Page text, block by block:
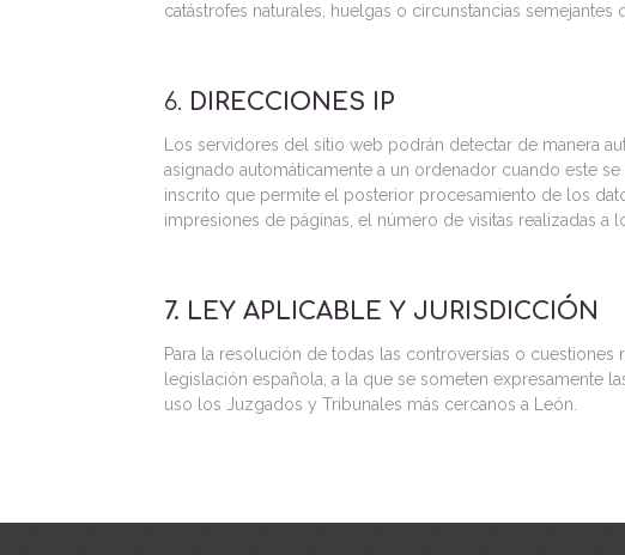
catástrofes naturales, huelgas o circunstancias
6. DIRECCIONES IP
Los servidores del sitio web podrán detectar de manera
asignado automáticamente a un ordenador cuando este
inscrito que permite el posterior procesamiento de los
impresiones de páginas, el número de visitas realizadas
7. LEY APLICABLE Y JURISDICCIÓN
Para la resolución de todas las controversias o
legislación española, a la que se someten
uso los Juzgados y Tribunales más cercanos a León.